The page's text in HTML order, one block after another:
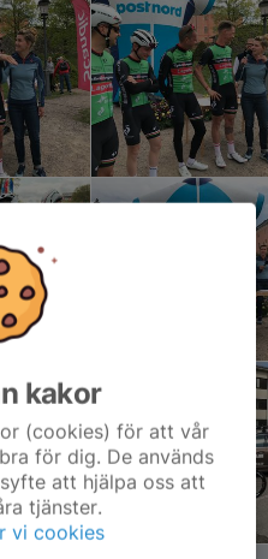
kakor
(cookies) för att vår
för dig. De används
att hjälpa oss att
tjänster.
vi cookies